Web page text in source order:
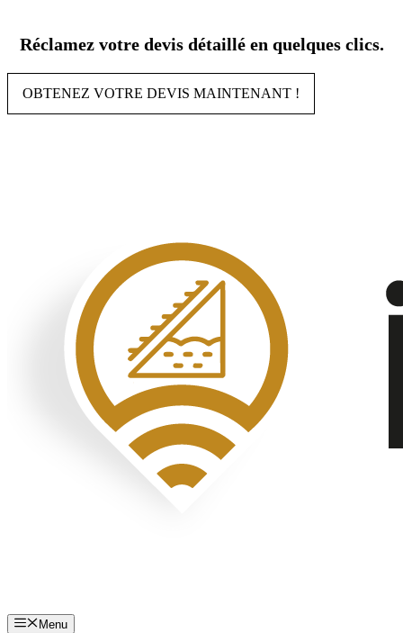
contenu
Réclamez votre devis détaillé en quelques clics.
OBTENEZ VOTRE DEVIS MAINTENANT !
Menu